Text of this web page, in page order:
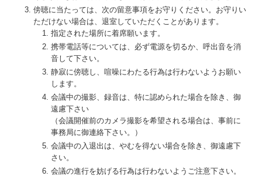
傍聴に当たっては、次の留意事項をお守りください。お守りい
ただけない場合は、退室していただくことがあります。
指定された場所に着席願います。
携帯電話等については、必ず電源を切るか、呼出音を消
音して下さい。
静寂に傍聴し、喧噪にわたる行為は行わないようお願い
します。
会議中の撮影、録音は、特に認められた場合を除き、御
遠慮下さい
（会議開催前のカメラ撮影を希望される場合は、事前に
事務局に御連絡下さい。）
会議中の入退出は、やむを得ない場合を除き、御遠慮下
さい。
会議の進行を妨げる行為は行わないようご注意下さい。